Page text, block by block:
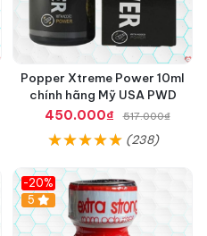
Popper Xtreme Power 10ml
chính hãng Mỹ USA PWD
450.000₫
517.000₫
(238)
-20%
5